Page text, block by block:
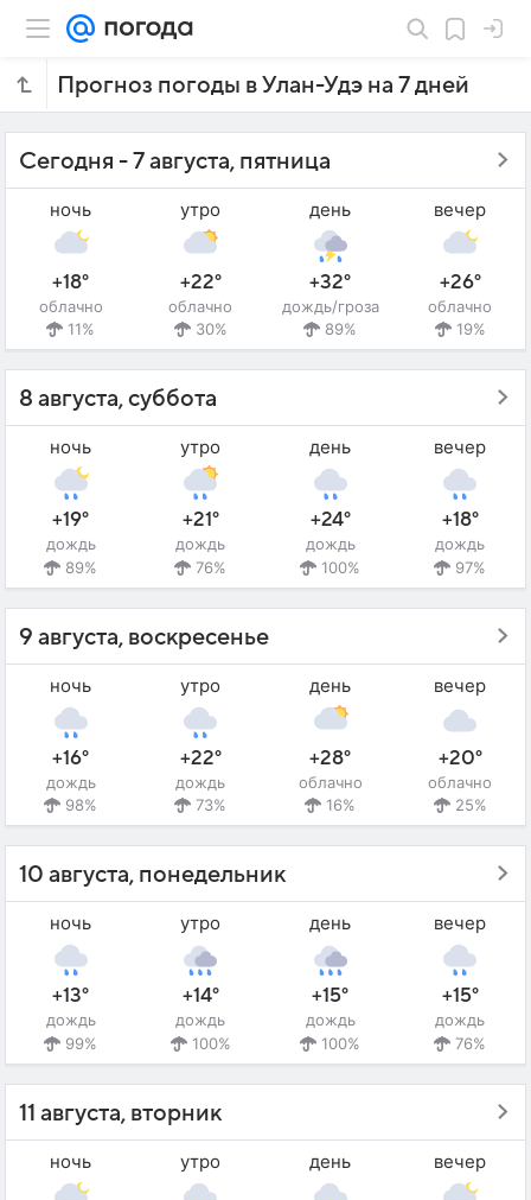
Прогноз погоды в Улан-Удэ на 7 дней
Сегодня - 7 августа, пятница
ночь
+18°
облачно
11%
утро
+22°
облачно
30%
день
+32°
дождь/гроза
89%
вечер
+26°
облачно
19%
8 августа, суббота
ночь
+19°
дождь
89%
утро
+21°
дождь
76%
день
+24°
дождь
100%
вечер
+18°
дождь
97%
9 августа, воскресенье
ночь
+16°
дождь
98%
утро
+22°
дождь
73%
день
+28°
облачно
16%
вечер
+20°
облачно
25%
10 августа, понедельник
ночь
+13°
дождь
99%
утро
+14°
дождь
100%
день
+15°
дождь
100%
вечер
+15°
дождь
76%
11 августа, вторник
ночь утро день вечер